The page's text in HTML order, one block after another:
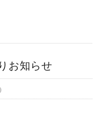
お知らせ